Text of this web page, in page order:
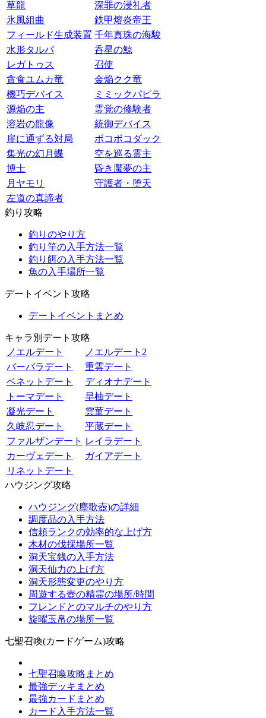
草龍
深罪の浸礼者
氷風組曲
鉄甲熔炎帝王
フィールド生成装置 千年真珠の海駿
水形タルパ
呑星の鯨
レガトゥス
召使
貪食ユムカ竜
金焔クク竜
機巧デバイス
ミミックパピラ
源焔の主
霊覚の修験者
溶岩の龍像
統御デバイス
扉に通ずる対局
ボコボコダック
集光の幻月蝶
空を巡る霊主
博士
昏き魘夢の主
月ヤモリ
守護者・堕天
左道の真諦者
釣り攻略
釣りのやり方
釣り竿の入手方法一覧
釣り餌の入手方法一覧
魚の入手場所一覧
デートイベント攻略
デートイベントまとめ
キャラ別デート攻略
ノエルデート
ノエルデート2
バーバラデート
重雲デート
ベネットデート
ディオナデート
トーマデート
早柚デート
凝光デート
雲菫デート
久岐忍デート
平蔵デート
ファルザンデート レイラデート
カーヴェデート
ガイアデート
リネットデート
ハウジング攻略
ハウジング(塵歌壺)の詳細
調度品の入手方法
信頼ランクの効率的な上げ方
木材の伐採場所一覧
洞天宝銭の入手方法
洞天仙力の上げ方
洞天形態変更のやり方
周遊する壺の精霊の場所/時間
フレンドとのマルチのやり方
旋曜玉帛の場所一覧
七聖召喚(カードゲーム)攻略
七聖召喚攻略まとめ
最強デッキまとめ
最強カードまとめ
カード入手方法一覧